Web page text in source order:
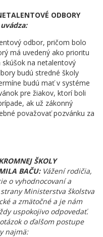
ODBORY
odbor, pričom bolo
má uvedený ako prioritu
skúšok na netalentový
budú stredné školy
budú mať v systéme
pre žiakov, ktorí boli
ak už zákonný
považovať pozvánku za
ŠKOLY
BAČU:Vážení rodičia,
o vyhodnocovaní a
Ministerstva školstva
a zmätočné a je nám
uspokojivo odpovedať.
o ďalšom postupe
najmä: